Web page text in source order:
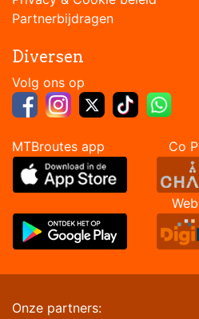
Partnerbijdragen
Diversen
Volg ons op
MTBroutes app Co
Onze partners: